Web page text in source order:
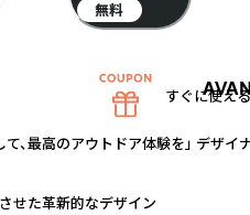
て、最高のアウトドア体験を」 デザ
せた革新的なデザイン
無料
すぐに使え